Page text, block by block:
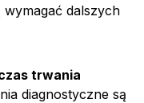
wymagać dalszych
trwania
diagnostyczne są